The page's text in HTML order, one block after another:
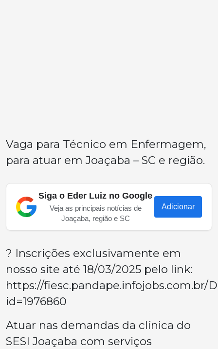
Vaga para Técnico em Enfermagem,
para atuar em Joaçaba – SC e região.
Siga o Eder Luiz no Google
Veja as principais notícias de
Joaçaba, região e SC
Adicionar
? Inscrições exclusivamente em
nosso site até 18/03/2025 pelo link:
https://fiesc.pandape.infojobs.com.br/
id=1976860
Atuar nas demandas da clínica do
SESI Joaçaba com serviços